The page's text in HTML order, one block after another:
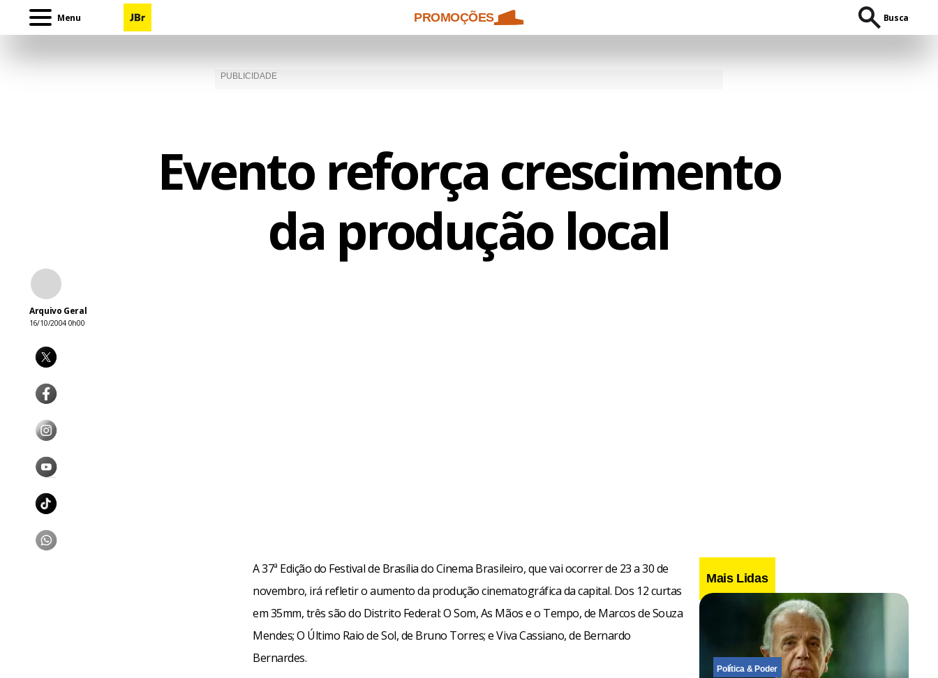
Menu PROMOÇÕES Busca
Evento reforça crescimento
da produção local
Arquivo Geral
16/10/2004 0h00
A 37ª Edição do Festival de Brasília do Cinema Brasileiro, que vai ocorrer de 23 a 30 de
novembro, irá refletir o aumento da produção cinematográfica da capital. Dos 12 curtas
em 35mm, três são do Distrito Federal: O Som, As Mãos e o Tempo, de Marcos de Souza
Mendes; O Último Raio de Sol, de Bruno Torres; e Viva Cassiano, de Bernardo
Bernardes.
Mais Lidas
Política & Poder